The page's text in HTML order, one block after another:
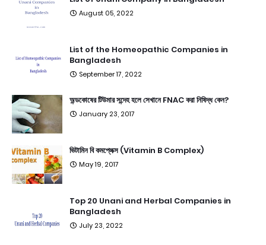
August 05, 2022
List of the Homeopathic Companies in
Bangladesh
September 17, 2022
অন্ডকোষের টিউমার সন্দেহ হলে সেখানে FNAC করা নিষিদ্ধ কেন?
January 23, 2017
ভিটামিন বি কমপ্লেক্স (Vitamin B Complex)
May 19, 2017
Top 20 Unani and Herbal Companies in
Bangladesh
July 23, 2022